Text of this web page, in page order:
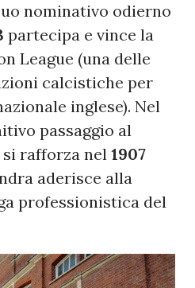
nominativo odierno
partecipa e vince la
League (una delle
calcistiche per
inglese). Nel
passaggio al
rafforza nel 1907
aderisce alla
professionistica del